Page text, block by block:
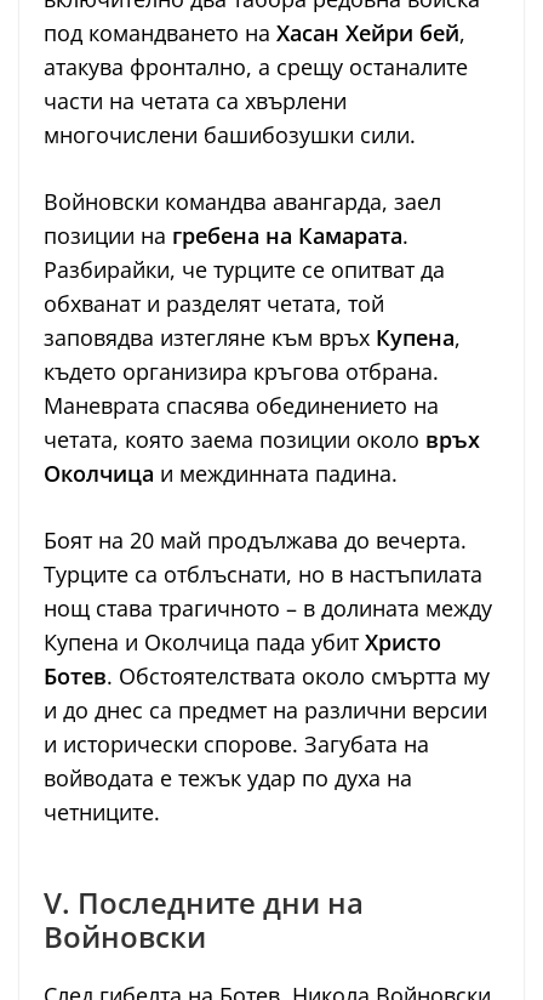
под командването на Хасан Хейри бей,
атакува фронтално, а срещу останалите
части на четата са хвърлени
многочислени башибозушки сили.
Войновски командва авангарда, заел
позиции на гребена на Камарата.
Разбирайки, че турците се опитват да
обхванат и разделят четата, той
заповядва изтегляне към връх Купена,
където организира кръгова отбрана.
Маневрата спасява обединението на
четата, която заема позиции около връх
Околчица и междинната падина.
Боят на 20 май продължава до вечерта.
Турците са отблъснати, но в настъпилата
нощ става трагичното – в долината между
Купена и Околчица пада убитХристо
Ботев. Обстоятелствата около смъртта му
и до днес са предмет на различни версии
и исторически спорове. Загубата на
войводата е тежък удар по духа на
четниците.
V. Последните дни на
Войновски